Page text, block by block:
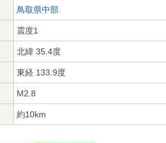
鳥取県中部
震度1
北緯 35.4度
東経 133.9度
M2.8
約10km